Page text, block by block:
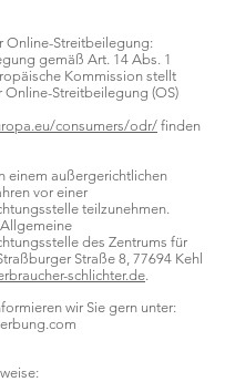
Online-Streitbeilegung:
gemäß Art. 14 Abs. 1
Kommission stellt
Online-Streitbeilegung (OS)
consumers/odr/ finden
einem außergerichtlichen
vor einer
teilzunehmen.
des Zentrums für
Straße 8, 77694 Kehl
schlichter.de.
wir Sie gern unter: